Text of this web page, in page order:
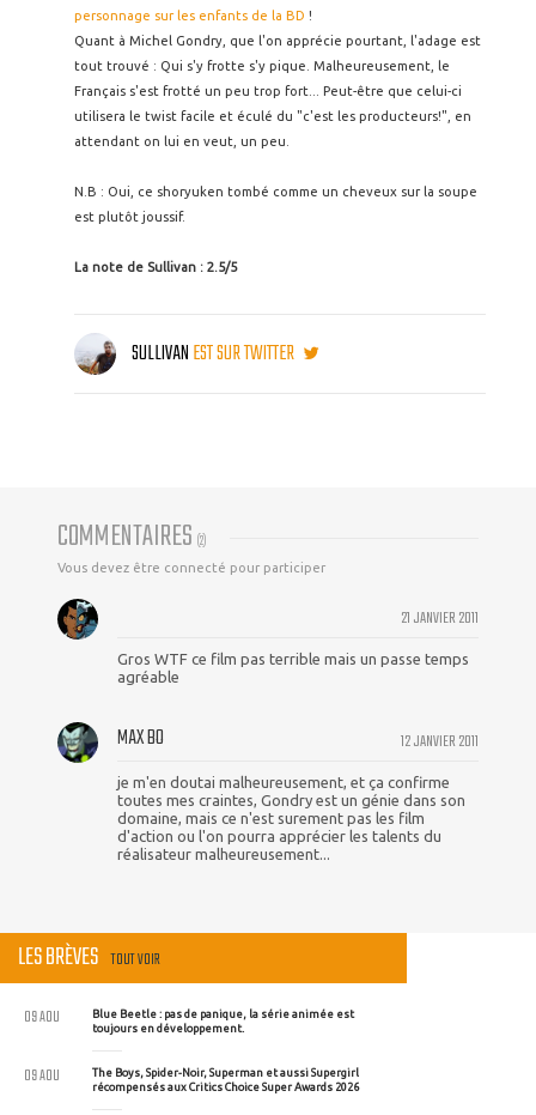
personnage sur les enfants de la BD !
Quant à Michel Gondry, que l'on apprécie pourtant, l'adage est
tout trouvé : Qui s'y frotte s'y pique. Malheureusement, le
Français s'est frotté un peu trop fort... Peut-être que celui-ci
utilisera le twist facile et éculé du "c'est les producteurs!", en
attendant on lui en veut, un peu.
N.B : Oui, ce shoryuken tombé comme un cheveux sur la soupe
est plutôt joussif.
La note de Sullivan : 2.5/5
SULLIVANEST SUR TWITTER
COMMENTAIRES (2)
Vous devez être connecté pour participer
21 JANVIER 2011
Gros WTF ce film pas terrible mais un passe temps
agréable
12 JANVIER 2011
MAX BO
je m'en doutai malheureusement, et ça confirme
toutes mes craintes, Gondry est un génie dans son
domaine, mais ce n'est surement pas les film
d'action ou l'on pourra apprécier les talents du
réalisateur malheureusement...
LES BRÈVES TOUT VOIR
Blue Beetle : pas de panique, la série animée est
toujours en développement.
09 AOU
The Boys, Spider-Noir, Superman et aussi Supergirl
récompensés aux Critics Choice Super Awards 2026
09 AOU